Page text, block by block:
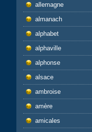
allemagne
almanach
alphabet
alphaville
alphonse
alsace
ambroise
amère
amicales